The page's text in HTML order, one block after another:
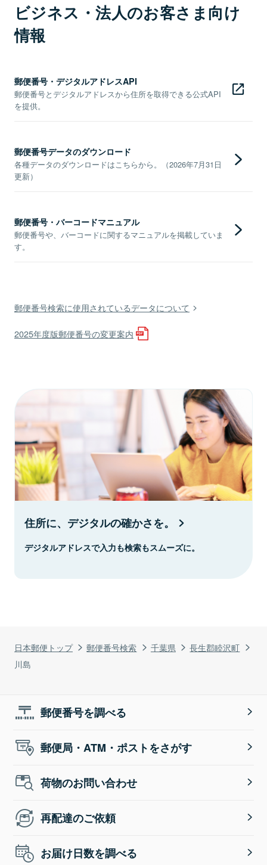
日本郵便トップ 郵便番号検索 千葉県
長生郡睦沢町
川島
ビジネス・法人のお客さま向け
情報
郵便番号・デジタルアドレスAPI
郵便番号とデジタルアドレスから住所を取得できる公式API
を提供。
郵便番号データのダウンロード
各種データのダウンロードはこちらから。（2026年7月31日
更新）
郵便番号・バーコードマニュアル
郵便番号や、バーコードに関するマニュアルを掲載していま
す。
郵便番号検索に使用されているデータについて
2025年度版郵便番号の変更案内
住所に、デジタルの確かさを。
デジタルアドレスで入力も検索もスムーズに。
郵便番号を調べる
郵便局・ATM・ポストをさがす
荷物のお問い合わせ
再配達のご依頼
お届け日数を調べる